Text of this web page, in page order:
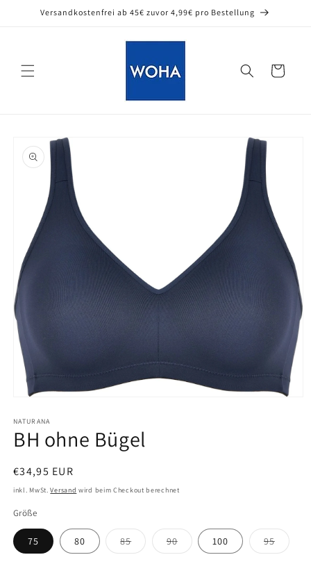
Versandkostenfrei ab 45€ zuvor 4,99€ pro Bestellung
Warenkorb
in
Modal
öffnen
NATURANA
BH ohne Bügel
Normaler
Preis
€34,95 EUR
inkl. MwSt.Versand wird beim Checkout berechnet
Größe
75 80 85Variante
ausverkauft
90Variante
ausverkauft
100 95